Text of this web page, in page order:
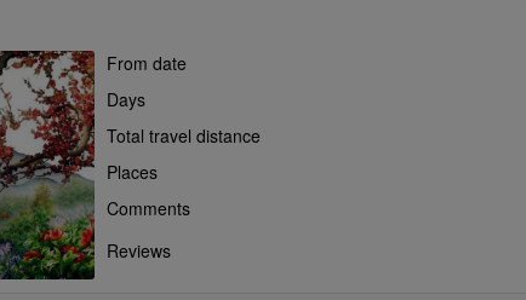
From date
Days
Total travel distance
Places
Comments
Reviews